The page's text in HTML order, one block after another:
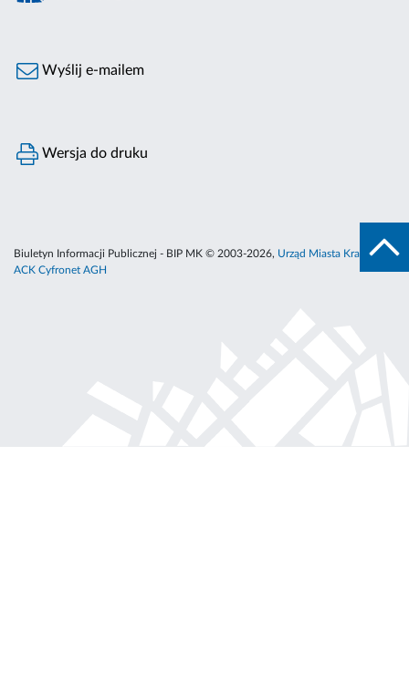
Wyślij e-mailem
Wersja do druku
Biuletyn Informacji Publicznej - BIP MK © 2003-2026, Urząd Miasta Krakowa
ACK Cyfronet AGH